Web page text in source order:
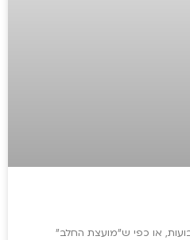
או כפי ש"מועצת החלב"